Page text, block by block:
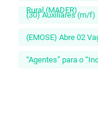
Rural (MADER)
(30) Auxiliares (m/f)
(EMOSE) Abre 02
“Agentes” para o